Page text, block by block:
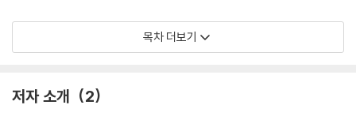
부록 연표로 보는 세계사
목차 더보기
저자 소개 2